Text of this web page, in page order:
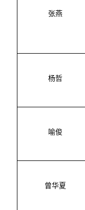
张燕
杨哲
喻俊
曾华夏